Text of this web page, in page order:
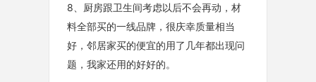
8、厨房跟卫生间考虑以后不会再动，材
料全部买的一线品牌，很庆幸质量相当
好，邻居家买的便宜的用了几年都出现问
题，我家还用的好好的。